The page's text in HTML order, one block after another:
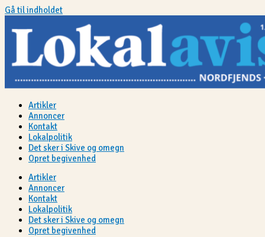
Gå til indholdet
Artikler
Annoncer
Kontakt
Lokalpolitik
Det sker i Skive og omegn
Opret begivenhed
Artikler
Annoncer
Kontakt
Lokalpolitik
Det sker i Skive og omegn
Opret begivenhed